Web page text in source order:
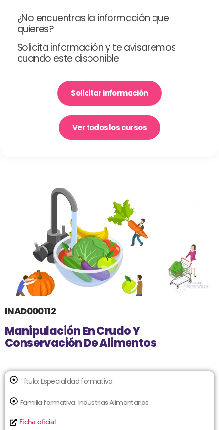
¿No encuentras la información que
quieres?
Solicita información y te avisaremos
cuando este disponible
Solicitar información
Ver todos los cursos
INAD000112
Manipulación En Crudo Y
Conservación De Alimentos
Título:Especialidad formativa
Familia formativa: Industrias Alimentarias
Ficha oficial